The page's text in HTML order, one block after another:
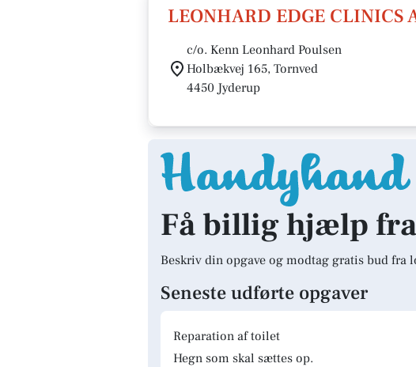
LEONHARD EDGE CLINICS
c/o. Kenn Leonhard Poulsen
Holbækvej 165, Tornved
4450 Jyderup
Få billig hjælp
Beskriv din opgave og modtag gratis bud fra
Seneste udførte opgaver
Reparation af toilet
Hegn som skal sættes op.